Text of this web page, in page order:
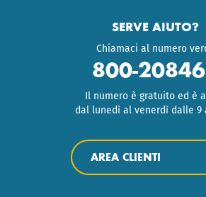
SERVE AIUTO?
Chiamaci al numero
800-
Il numero è gratuito ed è
dal lunedì al venerdì dalle 9
AREA CLIENTI